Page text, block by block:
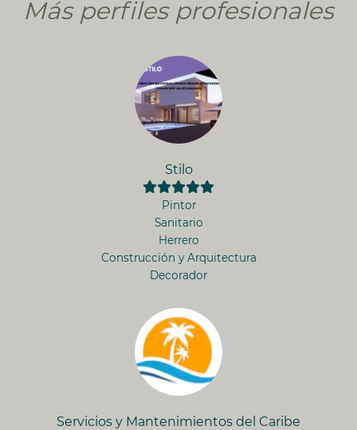
Más perfiles profesionales
Stilo
Pintor
Sanitario
Herrero
Construcción y Arquitectura
Decorador
Servicios y Mantenimientos del Caribe